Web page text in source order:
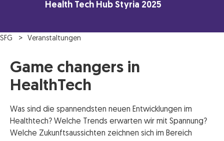
Health Tech Hub Styria 2025
SFG Veranstaltungen
Game changers in
HealthTech
Was sind die spannendsten neuen Entwicklungen im
Healthtech? Welche Trends erwarten wir mit Spannung?
Welche Zukunftsaussichten zeichnen sich im Bereich